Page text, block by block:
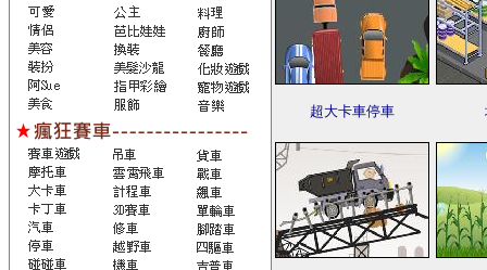
超大卡車停車